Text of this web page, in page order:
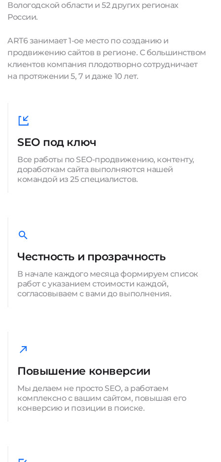
Вологодской области и 52 других регионах
России.
ART6 занимает 1-ое место по созданию и
продвижению сайтов в регионе. С большинством
клиентов компания плодотворно сотрудничает
на протяжении 5, 7 и даже 10 лет.
SEO под ключ
Все работы по SEO-продвижению, контенту,
доработкам сайта выполняются нашей
командой из 25 специалистов.
Честность и прозрачность
В начале каждого месяца формируем список
работ с указанием стоимости каждой,
согласовываем с вами до выполнения.
Повышение конверсии
Мы делаем не просто SEO, а работаем
комплексно с вашим сайтом, повышая его
конверсию и позиции в поиске.